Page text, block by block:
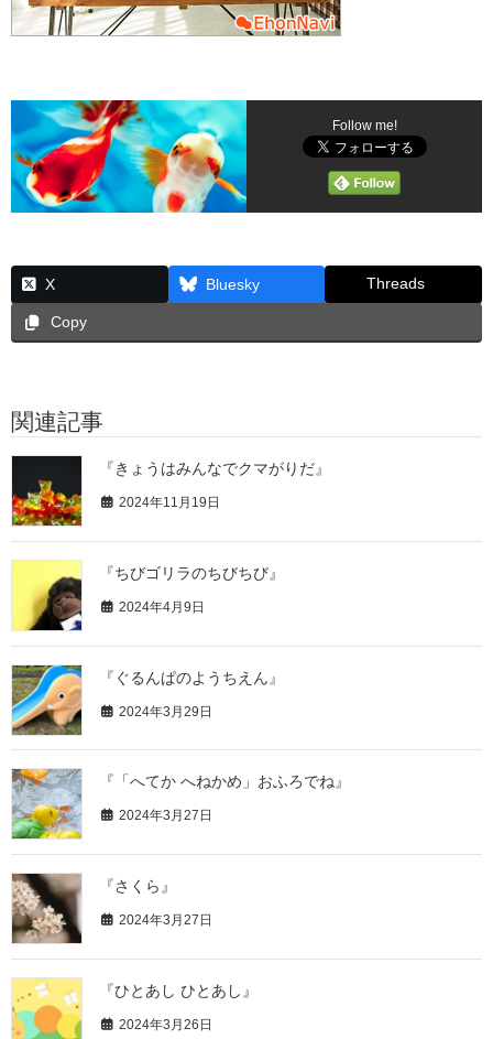
Follow me!
X Bluesky Threads
Copy
関連記事
『きょうはみんなでクマがりだ』
2024年11月19日
『ちびゴリラのちびちび』
2024年4月9日
『ぐるんぱのようちえん』
2024年3月29日
『「へてか へねかめ」おふろでね』
2024年3月27日
『さくら』
2024年3月27日
『ひとあし ひとあし』
2024年3月26日